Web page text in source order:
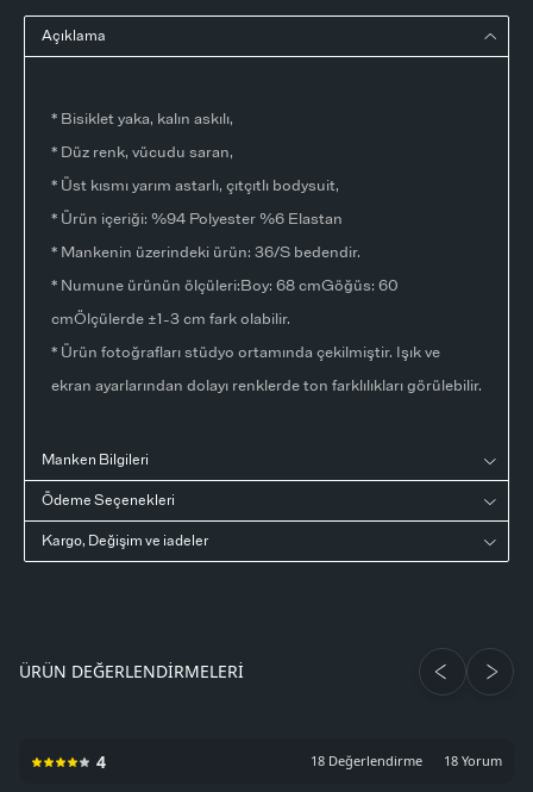
Açıklama
* Bisiklet yaka, kalın askılı,
* Düz renk, vücudu saran,
* Üst kısmı yarım astarlı, çıtçıtlı bodysuit,
* Ürün içeriği: %94 Polyester %6 Elastan
* Mankenin üzerindeki ürün: 36/S bedendir.
* Numune ürünün ölçüleri:Boy: 68 cmGöğüs: 60
cmÖlçülerde ±1-3 cm fark olabilir.
* Ürün fotoğrafları stüdyo ortamında çekilmiştir. Işık ve
ekran ayarlarından dolayı renklerde ton farklılıkları görülebilir.
Manken Bilgileri
Ödeme Seçenekleri
Kargo, Değişim ve iadeler
ÜRÜN DEĞERLENDIRMELERI
4 18 Değerlendirme 18 Yorum